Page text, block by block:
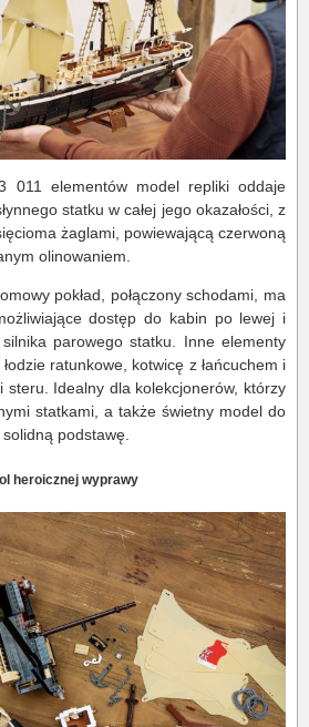
011 elementów model repliki oddaje
statku w całej jego okazałości, z
żaglami, powiewającą czerwoną
olinowaniem.
pokład, połączony schodami, ma
dostęp do kabin po lewej i
parowego statku. Inne elementy
ratunkowe, kotwicę z łańcuchem i
steru. Idealny dla kolekcjonerów, którzy
statkami, a także świetny model do
podstawę.
heroicznej wyprawy